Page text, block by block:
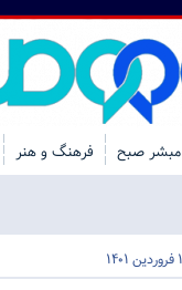
مبشر صبح فرهنگ و هنر